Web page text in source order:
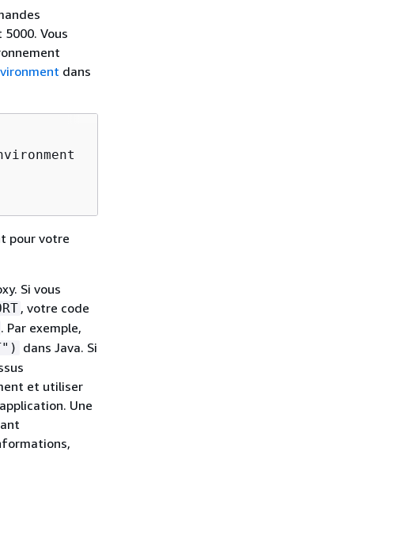
Vous
dans
pour votre
Si vous
, votre code
. Par exemple,
dans Java. Si
et utiliser
Une